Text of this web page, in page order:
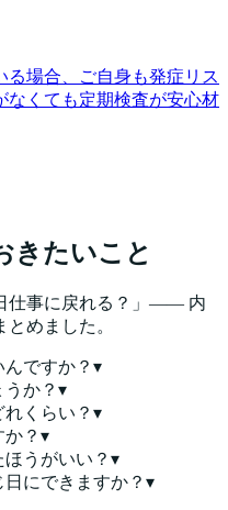
場合、ご自身も発症リス
なくても定期検査が安心材
きたいこと
仕事に戻れる？」—— 内
めました。
ですか？ ▾
か？ ▾
くらい？ ▾
？ ▾
うがいい？ ▾
にできますか？ ▾